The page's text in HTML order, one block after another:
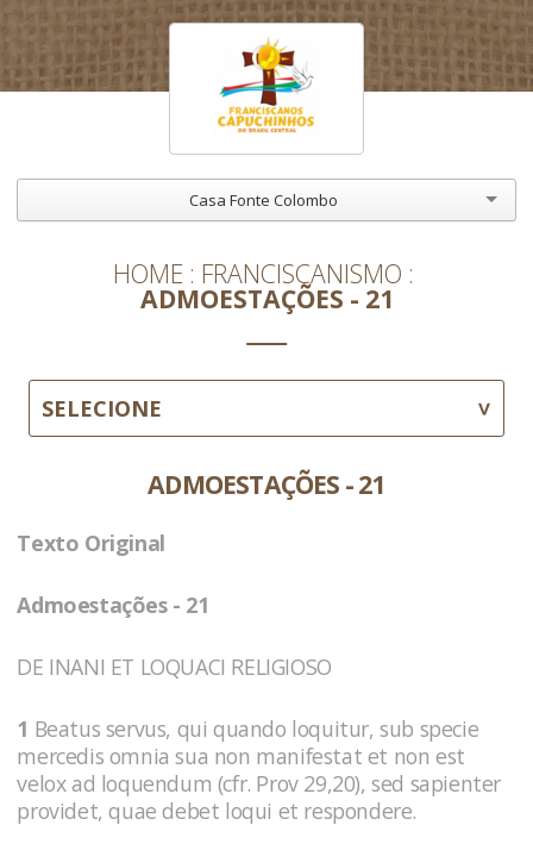
Casa Fonte Colombo
HOME FRANCISCANISMO
ADMOESTAÇÕES - 21
SELECIONE
ADMOESTAÇÕES - 21
Texto Original
Admoestações - 21
DE INANI ET LOQUACI RELIGIOSO
1 Beatus servus, qui quando loquitur, sub specie
mercedis omnia sua non manifestat et non est
velox ad loquendum (cfr. Prov 29,20), sed sapienter
providet, quae debet loqui et respondere.